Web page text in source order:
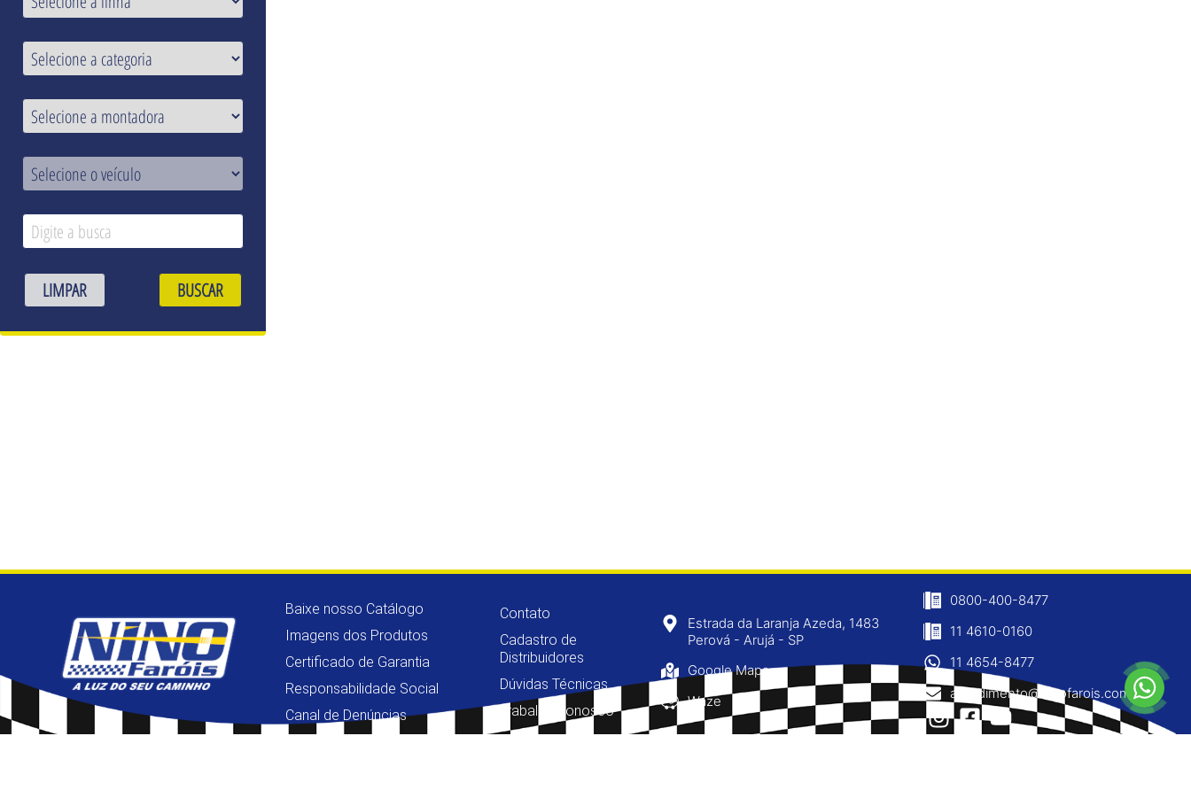
LIMPAR BUSCAR
Baixe nosso Catálogo
Imagens dos Produtos
Certificado de Garantia
Responsabilidade Social
Canal de Denúncias
Contato
Cadastro de
Distribuidores
Dúvidas Técnicas
Trabalhe Conosco
Estrada da Laranja Azeda, 1483
Perová - Arujá - SP
Google Maps
Waze
0800-400-8477
11 4610-0160
11 4654-8477
atendimento@ninofarois.com.br